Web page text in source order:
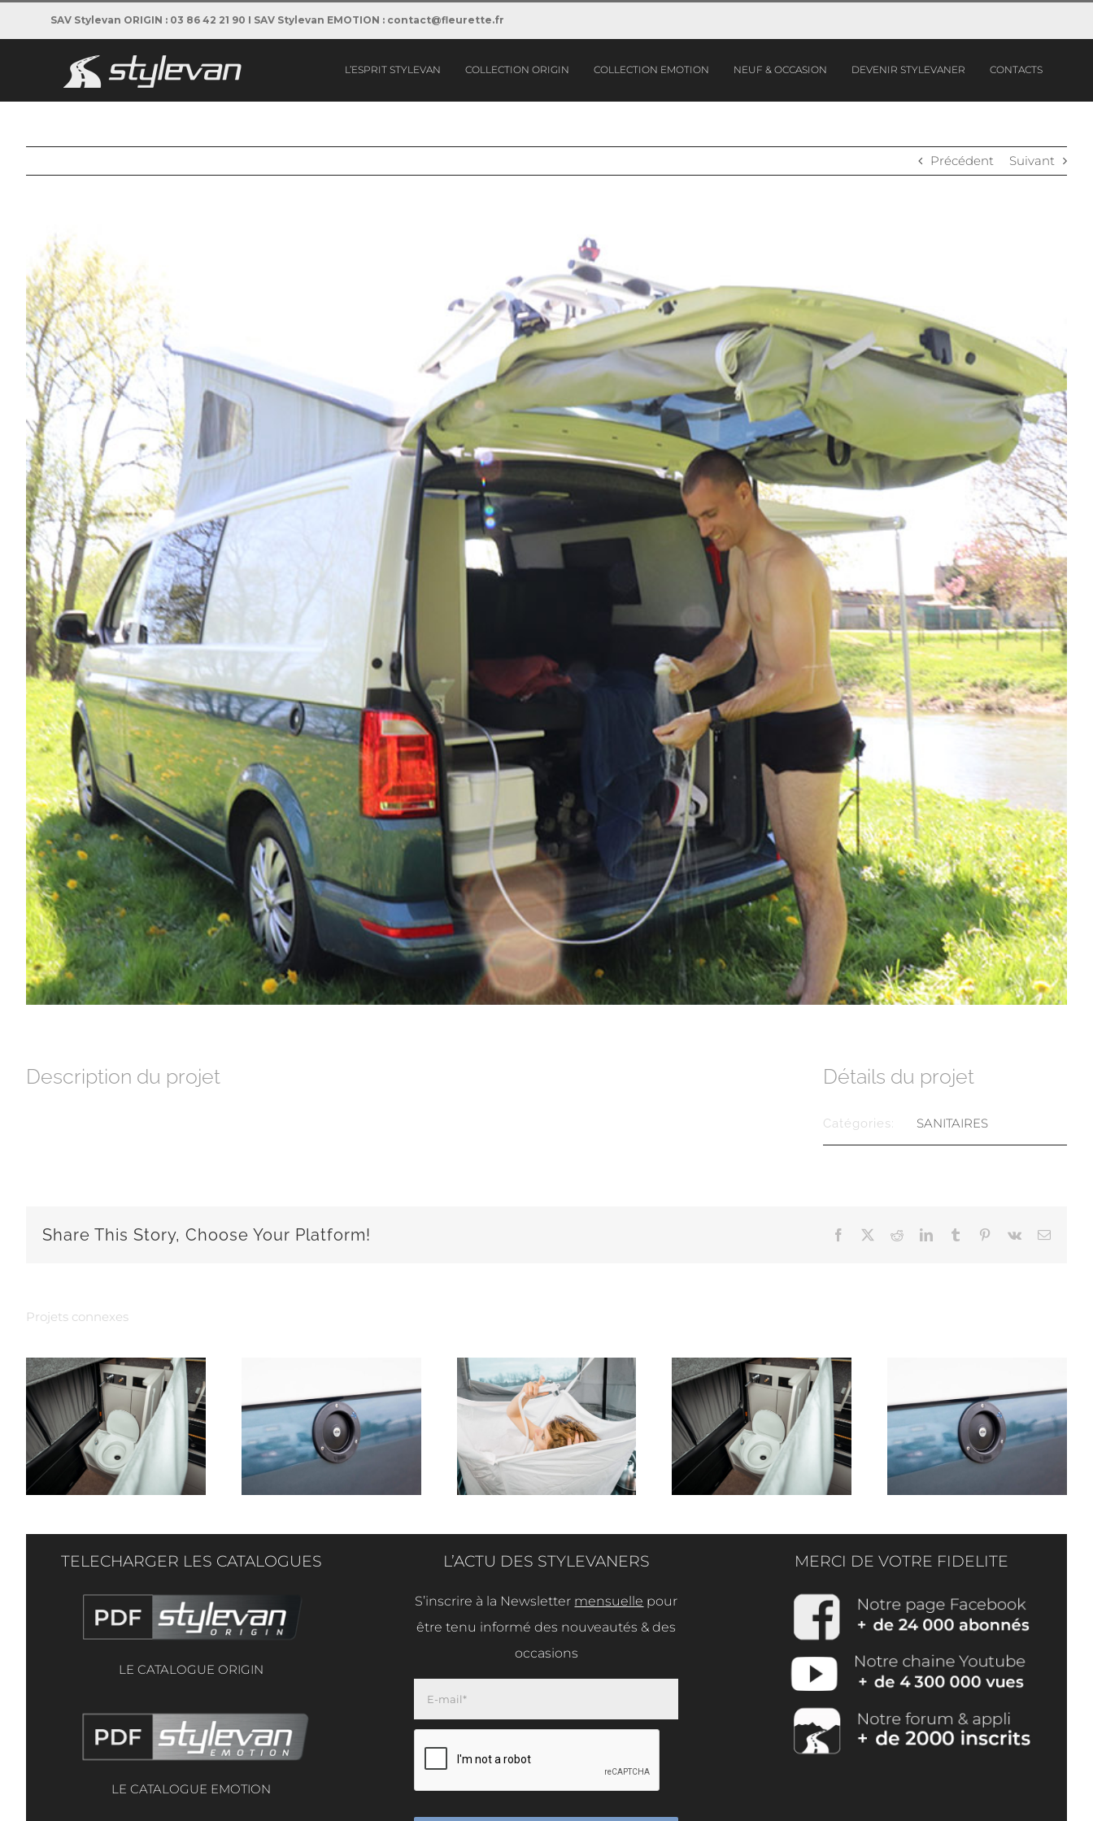
au
SAV Stylevan ORIGIN : 03 86 42 21 90 I SAV Stylevan EMOTION : contact@fleurette.fr
L’ESPRIT STYLEVAN COLLECTION ORIGIN COLLECTION EMOTION NEUF & OCCASION DEVENIR STYLEVANER CONTACTS
Précédent Suivant
Larger
Image
Description du projet Détails du projet
Catégories: SANITAIRES
Share This Story, Choose Your Platform! Facebook RedditLinkedInTumblr Pinterest
Vk Email
Projets connexes
LES RESERVES
D’EAU
LA DOUCHETTE
D’INTERIEUR
LES TOILETTES
LES RESERVES
D’EAU
LA DOUCHETTE
D’INTERIEUR
TELECHARGER LES CATALOGUES
LE CATALOGUE ORIGIN
LE CATALOGUE EMOTION
L’ACTU DES STYLEVANERS
S’inscrire à la Newsletter mensuelle pour
être tenu informé des nouveautés & des
occasions
MERCI DE VOTRE FIDELITE